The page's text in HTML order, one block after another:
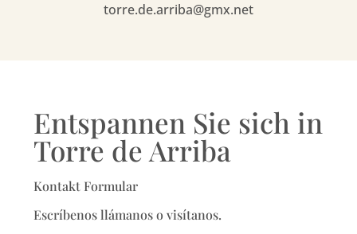
torre.de.arriba@gmx.net
Entspannen Sie sich in
Torre de Arriba
Kontakt Formular
Escríbenos llámanos o visítanos.